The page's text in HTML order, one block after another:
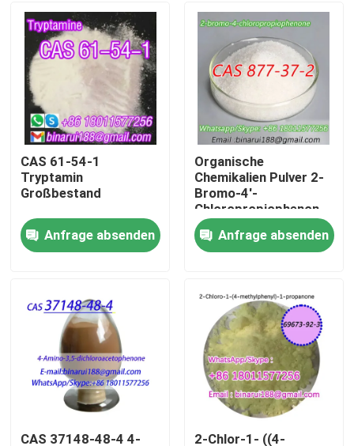
Produkte
Videos
Über uns
Werksbesichtigung
Qualitätskontrolle
Tägliche chemische Rohstoffe
Anorganische Chemikalien-Rohstoff
Feinchemikalienvermittler
CAS 61-54-1
Tryptamin
Großbestand
Anfrage absenden
Organische
Chemikalien Pulver 2-
Bromo-4'-
Chloropropiophenon
Cas 877-37-2 2-
Bromo-1- ((4-
Chlorophenyl) Propan-
Anfrage absenden
CAS 37148-48-4 4- 2-Chlor-1- ((4-